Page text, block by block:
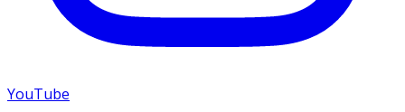
YouTube